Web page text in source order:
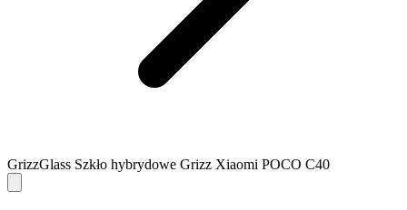
GrizzGlass Szkło hybrydowe Grizz Xiaomi POCO C40